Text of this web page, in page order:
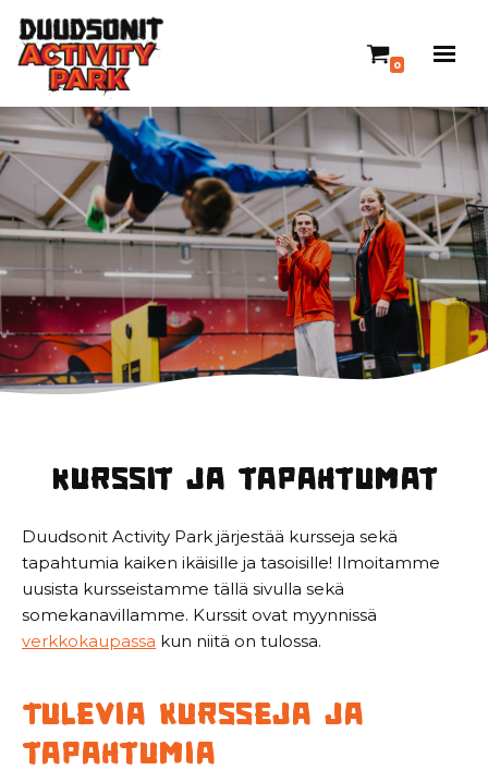
Siirry
suoraan
sisältöön
0
Kurssit ja tapahtumat
Duudsonit Activity Park järjestää kursseja sekä
tapahtumia kaiken ikäisille ja tasoisille! Ilmoitamme
uusista kursseistamme tällä sivulla sekä
somekanavillamme. Kurssit ovat myynnissä
verkkokaupassa kun niitä on tulossa.
Tulevia kursseja ja
tapahtumia